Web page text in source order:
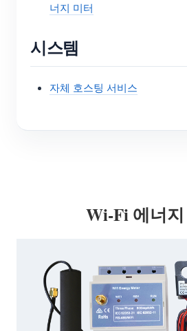
너지 미터
시스템
자체 호스팅 서비스
Wi-Fi 에너